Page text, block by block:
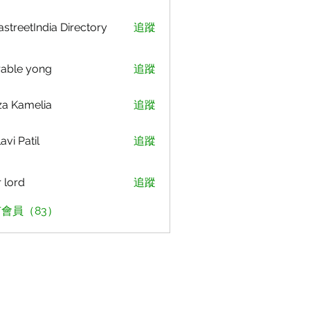
Directory 追蹤
yong 追蹤
Kamelia 追蹤
Patil 追蹤
lord 追蹤
員（83）